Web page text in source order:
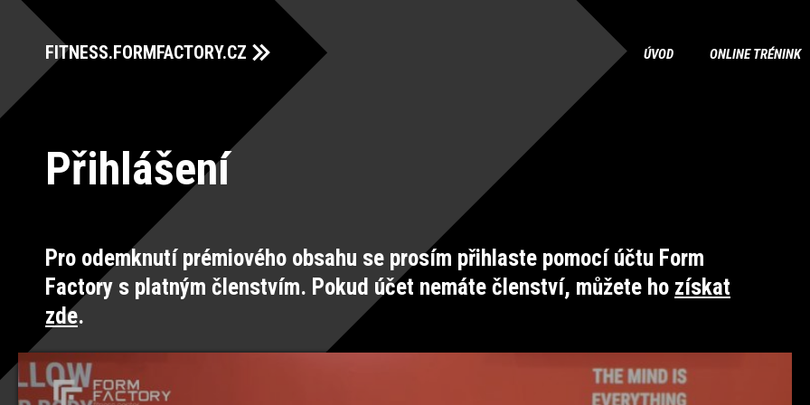
FITNESS.FORMFACTORY.CZ ÚVOD ONLINE TRÉNINK
Přihlášení
Pro odemknutí prémiového obsahu se prosím přihlaste pomocí účtu Form
Factory s platným členstvím. Pokud účet nemáte členství, můžete ho získat
zde.